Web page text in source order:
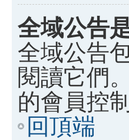
全域公告
全域公告
閱讀它們
的會員控
回頂端